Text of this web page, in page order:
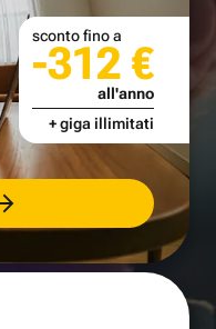
sconto fino a
-312 €
all'anno
+ giga illimitati